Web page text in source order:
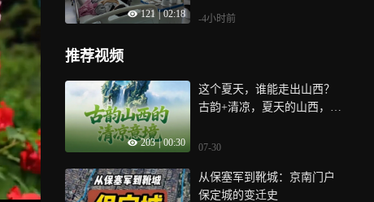
121 | 02:18 -4小时前
推荐视频
203 | 00:30
这个夏天，谁能走出山西？
古韵+清凉，夏天的山西，怎
想走，走了就开始想念，山
07-30
从保塞军到靴城：京南门户
保定城的变迁史